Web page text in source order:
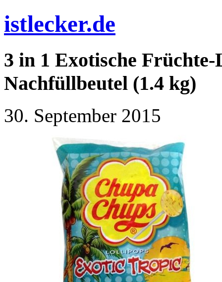
istlecker.de
3 in 1 Exotische
Nachfüllbeutel (1.4 kg)
30. September 2015